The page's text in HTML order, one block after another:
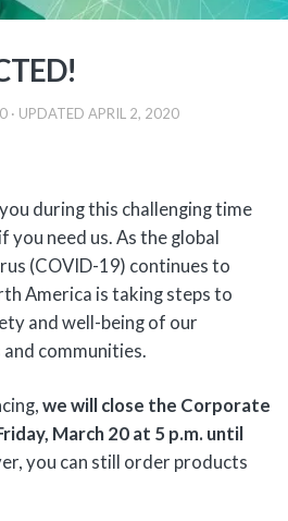
· UPDATED APRIL 2, 2020
during this challenging time
you need us. As the global
(COVID-19) continues to
America is taking steps to
and well-being of our
communities.
we will close the Corporate
March 20 at 5 p.m. until
you can still order products